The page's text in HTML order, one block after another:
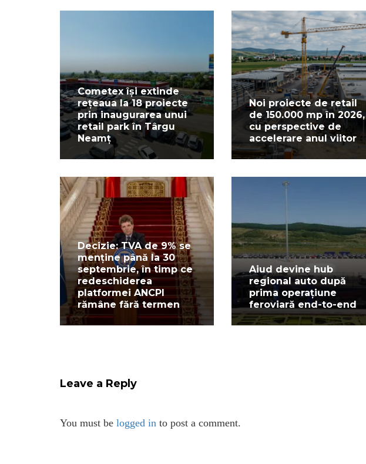
Cometex își extinde
rețeaua la 18 proiecte
prin inaugurarea unui
retail park în Târgu
Neamț
Noi proiecte de retail
de 150.000 mp în 2026,
cu perspective de
accelerare anul viitor
Decizie: TVA de 9% se
menține până la 30
septembrie, în timp ce
redeschiderea
platformei ANCPI
rămâne fără termen
Aiud devine hub
regional auto după
prima operațiune
feroviară end-to-end
Leave a Reply
You must be logged in to post a comment.